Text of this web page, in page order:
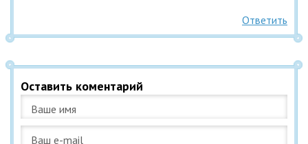
Ответить
Оставить коментарий